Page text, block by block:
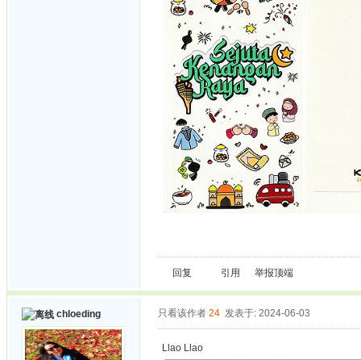
回复 引用 举报顶端
chloeding 只看该作者 24 发表于: 2024-06-03
Llao Llao